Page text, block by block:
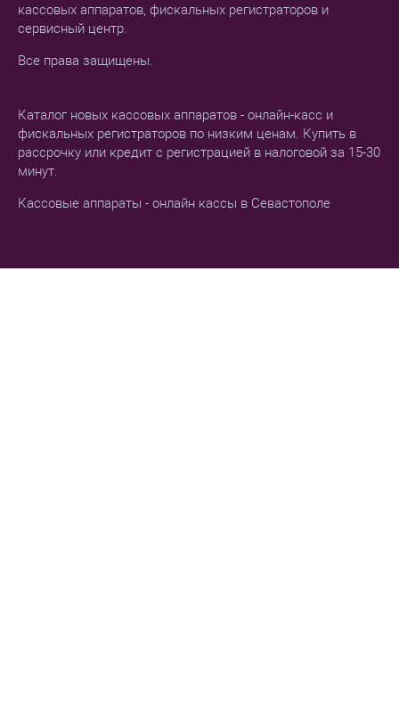
кассовых аппаратов, фискальных регистраторов и
сервисный центр.
Все права защищены.
Каталог новых кассовых аппаратов - онлайн-касс и
фискальных регистраторов по низким ценам. Купить в
рассрочку или кредит с регистрацией в налоговой за 15-30
минут.
Кассовые аппараты - онлайн кассы в Севастополе